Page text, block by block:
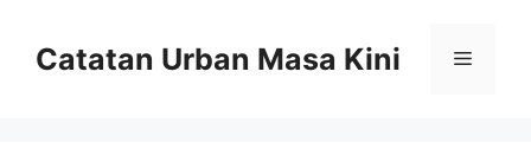
contentCatatan Urban Masa Kini Menu